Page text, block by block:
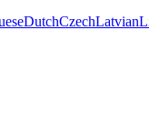
DutchCzechLatvian